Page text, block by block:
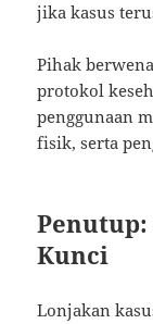
jika kasus
Pihak
protokol
penggunaan
fisik, serta
Penutup:
Kunci
Lonjakan